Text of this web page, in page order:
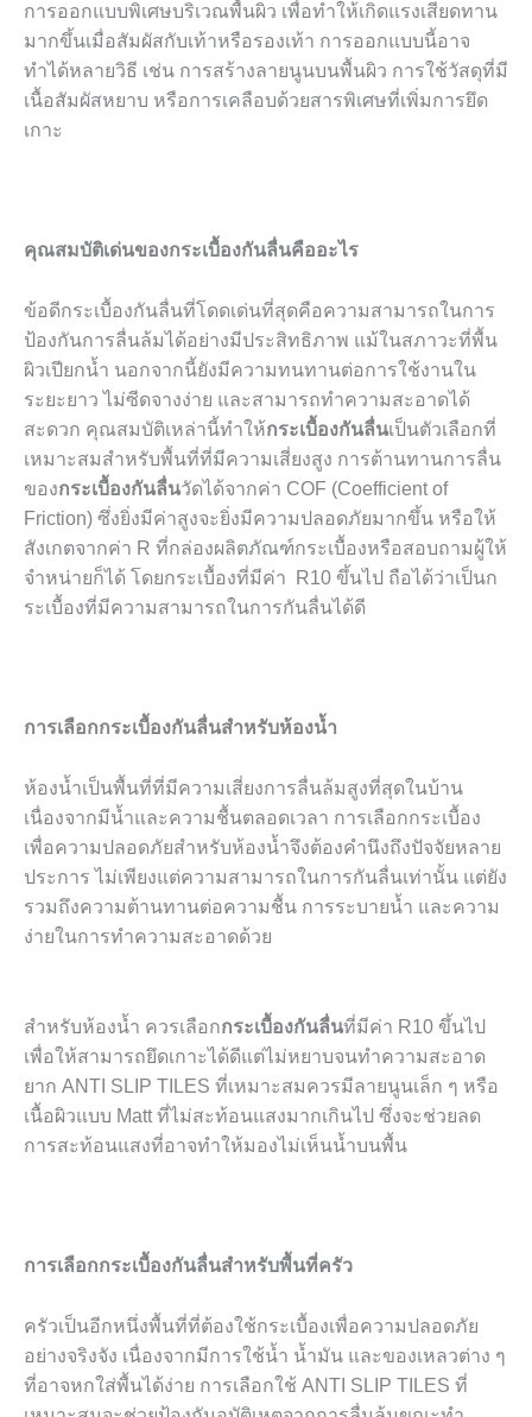
การออกแบบพิเศษบริเวณพื้นผิว เพื่อทำให้เกิดแรงเสียดทาน
มากขึ้นเมื่อสัมผัสกับเท้าหรือรองเท้า การออกแบบนี้อาจ
ทำได้หลายวิธี เช่น การสร้างลายนูนบนพื้นผิว การใช้วัสดุที่มี
เนื้อสัมผัสหยาบ หรือการเคลือบด้วยสารพิเศษที่เพิ่มการยึด
เกาะ
คุณสมบัติเด่นของกระเบื้องกันลื่นคืออะไร
ข้อดีกระเบื้องกันลื่นที่โดดเด่นที่สุดคือความสามารถในการ
ป้องกันการลื่นล้มได้อย่างมีประสิทธิภาพ แม้ในสภาวะที่พื้น
ผิวเปียกน้ำ นอกจากนี้ยังมีความทนทานต่อการใช้งานใน
ระยะยาว ไม่ซีดจางง่าย และสามารถทำความสะอาดได้
สะดวก คุณสมบัติเหล่านี้ทำให้กระเบื้องกันลื่นเป็นตัวเลือกที่
เหมาะสมสำหรับพื้นที่ที่มีความเสี่ยงสูง การต้านทานการลื่น
ของกระเบื้องกันลื่นวัดได้จากค่า COF (Coefficient of
Friction) ซึ่งยิ่งมีค่าสูงจะยิ่งมีความปลอดภัยมากขึ้น หรือให้
สังเกตจากค่า R ที่กล่องผลิตภัณฑ์กระเบื้องหรือสอบถามผู้ให้
จำหน่ายก็ได้ โดยกระเบื้องที่มีค่า R10 ขึ้นไป ถือได้ว่าเป็นก
ระเบื้องที่มีความสามารถในการกันลื่นได้ดี
การเลือกกระเบื้องกันลื่นสำหรับห้องน้ำ
ห้องน้ำเป็นพื้นที่ที่มีความเสี่ยงการลื่นล้มสูงที่สุดในบ้าน
เนื่องจากมีน้ำและความชื้นตลอดเวลา การเลือกกระเบื้อง
เพื่อความปลอดภัยสำหรับห้องน้ำจึงต้องคำนึงถึงปัจจัยหลาย
ประการ ไม่เพียงแต่ความสามารถในการกันลื่นเท่านั้น แต่ยัง
รวมถึงความต้านทานต่อความชื้น การระบายน้ำ และความ
ง่ายในการทำความสะอาดด้วย
สำหรับห้องน้ำ ควรเลือกกระเบื้องกันลื่นที่มีค่า R10 ขึ้นไป
เพื่อให้สามารถยึดเกาะได้ดีแต่ไม่หยาบจนทำความสะอาด
ยาก ANTI SLIP TILES ที่เหมาะสมควรมีลายนูนเล็ก ๆ หรือ
เนื้อผิวแบบ Matt ที่ไม่สะท้อนแสงมากเกินไป ซึ่งจะช่วยลด
การสะท้อนแสงที่อาจทำให้มองไม่เห็นน้ำบนพื้น
การเลือกกระเบื้องกันลื่นสำหรับพื้นที่ครัว
ครัวเป็นอีกหนึ่งพื้นที่ที่ต้องใช้กระเบื้องเพื่อความปลอดภัย
อย่างจริงจัง เนื่องจากมีการใช้น้ำ น้ำมัน และของเหลวต่าง ๆ
ที่อาจหกใส่พื้นได้ง่าย การเลือกใช้ ANTI SLIP TILES ที่